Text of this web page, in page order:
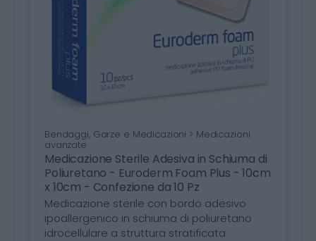
Bendaggi, Garze e Medicazioni > Medicazioni
avanzate
Medicazione Sterile Adesiva in Schiuma di
Poliuretano - Euroderm Foam Plus - 10cm
x 10cm - Confezione da 10 Pz
Medicazione sterile con bordo adesivo
ipoallergenico in schiuma di poliuretano
idrocellulare a struttura stratificata